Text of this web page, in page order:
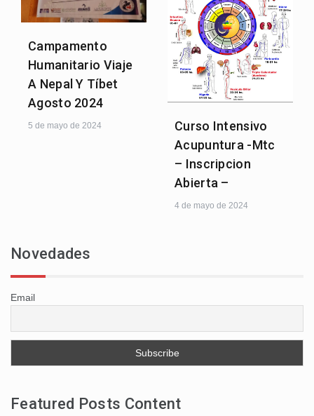
Campamento
Humanitario Viaje
A Nepal Y Tíbet
Agosto 2024
5 de mayo de 2024
Curso Intensivo
Acupuntura -Mtc
– Inscripcion
Abierta –
4 de mayo de 2024
Novedades
Email
Featured Posts Content